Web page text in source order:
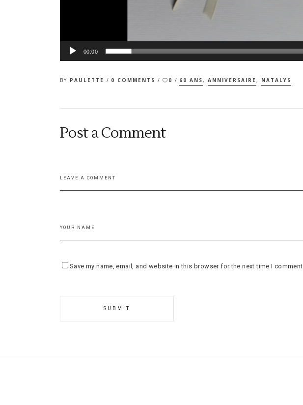
00:00
BY PAULETTE 0 COMMENTS 0 60 ANS,ANNIVERSAIRE, NATALYS
Post a Comment
Save my name, email, and website in this browser for the next time I comment.